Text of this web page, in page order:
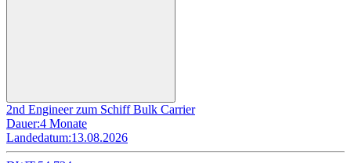
2nd Engineer zum Schiff Bulk Carrier
Dauer:4 Monate
Landedatum:13.08.2026